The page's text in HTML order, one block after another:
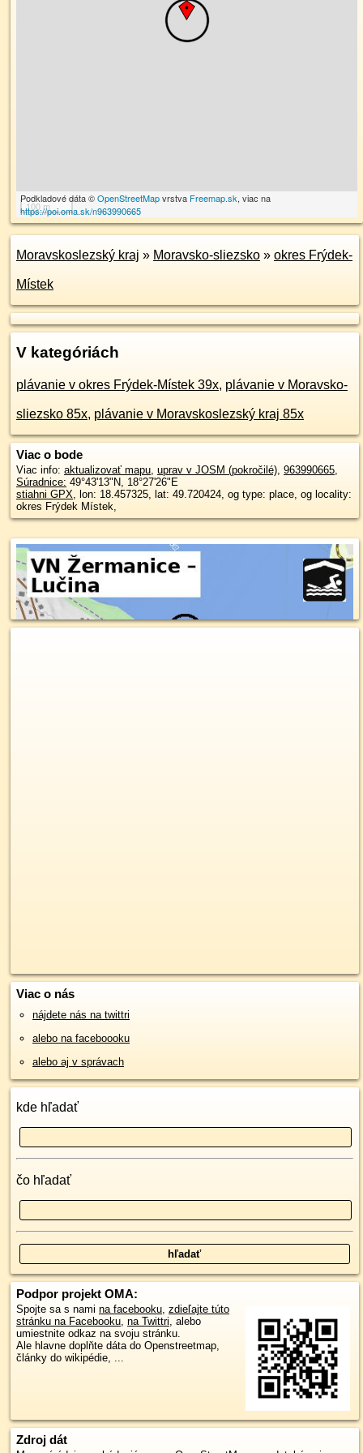
100 m
Podkladové dáta ©OpenStreetMapvrstva Freemap.sk, viac na
https://poi.oma.sk/n963990665
Moravskoslezský kraj » Moravsko-sliezsko » okres Frýdek-
Místek
V kategóriách
plávanie v okres Frýdek-Místek 39x, plávanie v Moravsko-
sliezsko 85x, plávanie v Moravskoslezský kraj 85x
Viac o bode
Viac info: aktualizovať mapu, uprav v JOSM (pokročilé), 963990665,
Súradnice: 49°43'13"N, 18°27'26"E
stiahni GPX, lon: 18.457325, lat: 49.720424, og type: place, og locality:
okres Frýdek Místek,
Viac o nás
nájdete nás na twittri
alebo na faceboooku
alebo aj v správach
kde hľadať
čo hľadať
Podpor projekt OMA:
Spojte sa s nami na facebooku, zdieľajte túto
stránku na Facebooku, na Twittri, alebo
umiestnite odkaz na svoju stránku.
Ale hlavne doplňte dáta do Openstreetmap,
články do wikipédie, ...
Zdroj dát